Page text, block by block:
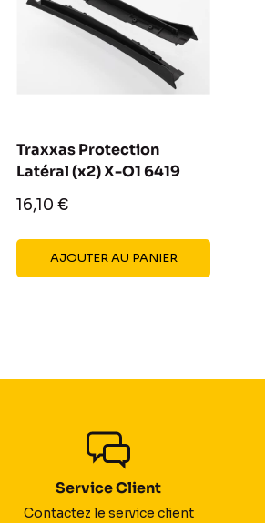
Traxxas Protection
Latéral (x2) X-O1 6419
Prix
16,10 €
AJOUTER AU PANIER
Service Client
Contactez le service client